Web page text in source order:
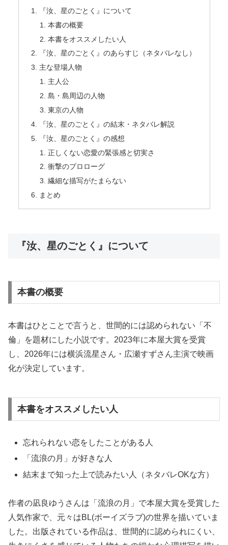
『汝、星のごとく』について
本書の概要
本書をオススメしたい人
『汝、星のごとく』のあらすじ（ネタバレなし）
主な登場人物
主人公
島・島周辺の人物
東京の人物
『汝、星のごとく』の結末・ネタバレ解説
『汝、星のごとく』の感想
正しくない恋愛の緊張感と切実さ
衝撃のプロローグ
繊細な描写がたまらない
まとめ
『汝、星のごとく』について
本書の概要
本書はひとことで言うと、世間的には認められない「不
倫」を題材にした小説です。2023年に本屋大賞を受賞
し、2026年には横浜流星さん・広瀬すずさん主演で映画
化が決定しています。
本書をオススメしたい人
忘れられない恋をしたことがある人
「流浪の月」が好きな人
結末まで知った上で読みたい人（ネタバレOKな方）
作者の凪良ゆうさんは「流浪の月」で本屋大賞を受賞した
人気作家で、元々はBL(ボーイズラブ)の世界を描いていま
した。出版されている作品は、世間的に認められにくい、